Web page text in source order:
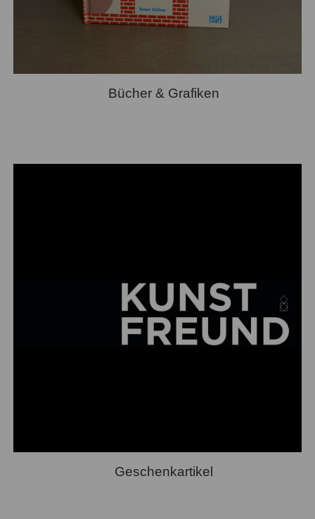
Bücher & Grafiken
Geschenkartikel